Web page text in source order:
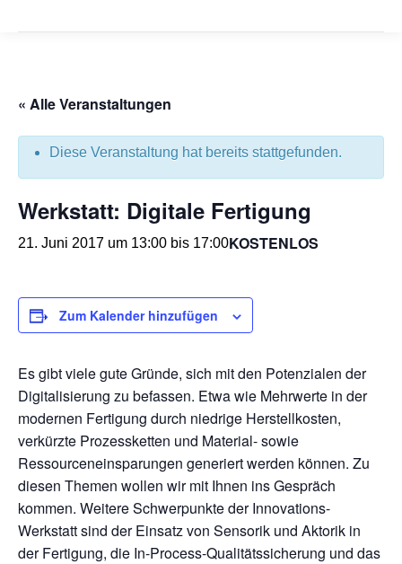
« Alle Veranstaltungen
Diese Veranstaltung hat bereits stattgefunden.
Werkstatt: Digitale Fertigung
21. Juni 2017 um 13:00 bis 17:00KOSTENLOS
Es gibt viele gute Gründe, sich mit den Potenzialen der
Digitalisierung zu befassen. Etwa wie Mehrwerte in der
modernen Fertigung durch niedrige Herstellkosten,
verkürzte Prozessketten und Material- sowie
Ressourceneinsparungen generiert werden können. Zu
diesen Themen wollen wir mit Ihnen ins Gespräch
kommen. Weitere Schwerpunkte der Innovations-
Werkstatt sind der Einsatz von Sensorik und Aktorik in
der Fertigung, die In-Process-Qualitätssicherung und das
Zum Kalender hinzufügen